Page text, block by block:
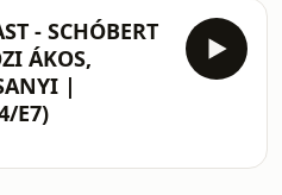
- SCHÓBERT
ÁKOS,
|
E7)